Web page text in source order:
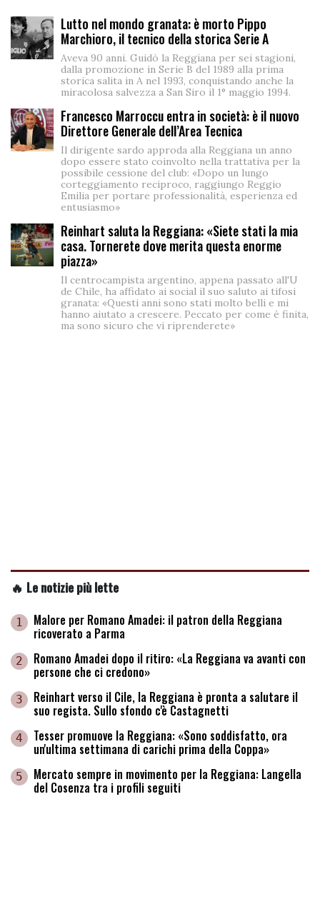
Lutto nel mondo granata: è morto Pippo
Marchioro, il tecnico della storica Serie A
Aveva 90 anni. Guidò la Reggiana per sei stagioni,
dalla promozione in Serie B del 1989 alla prima
storica salita in A nel 1993, conquistando anche la
miracolosa salvezza a San Siro il 1° maggio 1994.
Francesco Marroccu entra in società: è il nuovo
Direttore Generale dell’Area Tecnica
Il dirigente sardo approda alla Reggiana un anno
dopo essere stato coinvolto nella trattativa per la
possibile cessione del club: «Dopo un lungo
corteggiamento reciproco, raggiungo Reggio
Emilia per portare professionalità, esperienza ed
entusiasmo»
Reinhart saluta la Reggiana: «Siete stati la mia
casa. Tornerete dove merita questa enorme
piazza»
Il centrocampista argentino, appena passato all'U
de Chile, ha affidato ai social il suo saluto ai tifosi
granata: «Questi anni sono stati molto belli e mi
hanno aiutato a crescere. Peccato per come è finita,
ma sono sicuro che vi riprenderete»
🔥 Le notizie più lette
1 Malore per Romano Amadei: il patron della Reggiana
ricoverato a Parma
2 Romano Amadei dopo il ritiro: «La Reggiana va avanti con
persone che ci credono»
3 Reinhart verso il Cile, la Reggiana è pronta a salutare il
suo regista. Sullo sfondo c'è Castagnetti
4 Tesser promuove la Reggiana: «Sono soddisfatto, ora
un'ultima settimana di carichi prima della Coppa»
5 Mercato sempre in movimento per la Reggiana: Langella
del Cosenza tra i profili seguiti